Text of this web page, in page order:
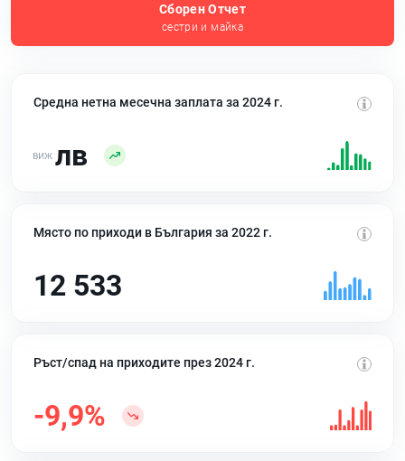
Сборен Отчет
сестри и майка
Средна нетна месечна заплата за 2024 г.
лв
Място по приходи в България за 2022 г.
12 533
Ръст/спад на приходите през 2024 г.
-9,9%